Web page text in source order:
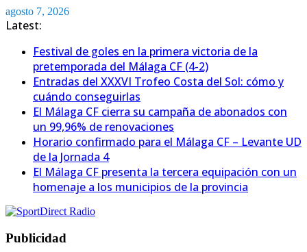
Saltar
al
agosto 7, 2026
Latest:
Festival de goles en la primera victoria de la
pretemporada del Málaga CF (4-2)
Entradas del XXXVI Trofeo Costa del Sol: cómo y
cuándo conseguirlas
El Málaga CF cierra su campaña de abonados con
un 99,96% de renovaciones
Horario confirmado para el Málaga CF – Levante UD
de la Jornada 4
El Málaga CF presenta la tercera equipación con un
homenaje a los municipios de la provincia
Publicidad